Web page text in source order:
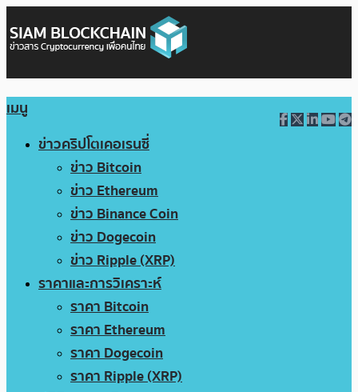
เมนู
ข่าวคริปโตเคอเรนซี่
ข่าว Bitcoin
ข่าว Ethereum
ข่าว Binance Coin
ข่าว Dogecoin
ข่าว Ripple (XRP)
ราคาและการวิเคราะห์
ราคา Bitcoin
ราคา Ethereum
ราคา Dogecoin
ราคา Ripple (XRP)